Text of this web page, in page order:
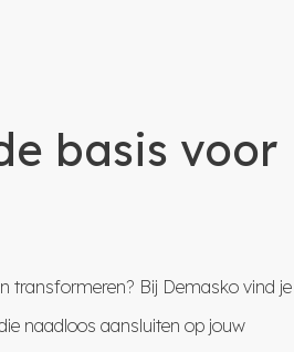
basis voor
transformeren? Bij Demasko vind je
naadloos aansluiten op jouw